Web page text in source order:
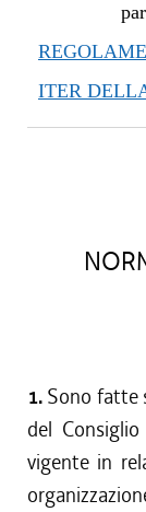
ITER
1. Sono fatte
del
vigente in